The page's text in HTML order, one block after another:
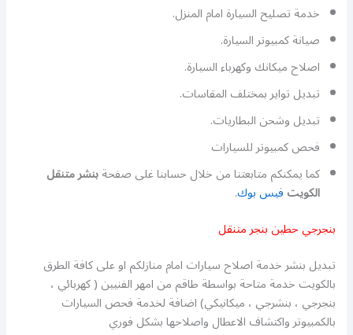
خدمة تصليح السيارة امام المنزل.
صيانة كمبيوتر السيارة.
اصلاح ميكانك وكهرباء السيارة.
تبديل تواير بمختلف المقاسات.
تبديل وشحن البطاريات.
فحص كمبيوتر للسيارات
كما يمكنكم متابعتنا من خلال حسابنا غلى صفحةبنشر متنقل
الكويتفيس بوك.
بنجرجي حطين بنجر متنقل
تبديل بنشر خدمة اصلاح سيارات امام منازلكم او على كافة الطرق
بالكويت خدمة متاحة بواسطة طاقم من امهر الفنيين ( كهربائي ،
بنجرجي ، بنشرجي ، ميكانيكي) اضافة لخدمة فحص السيارات
بالكمبيوتر واكتشاف الاعطال واصلاحها بشكل فوري